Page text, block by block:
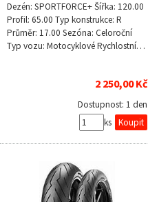
Dezén: SPORTFORCE+ Šířka: 120.00
Profil: 65.00 Typ konstrukce: R
Průměr: 17.00 Sezóna: Celoroční
Typ vozu: Motocyklové Rychlostní…
2 250,00 Kč
Dostupnost: 1 den
ks